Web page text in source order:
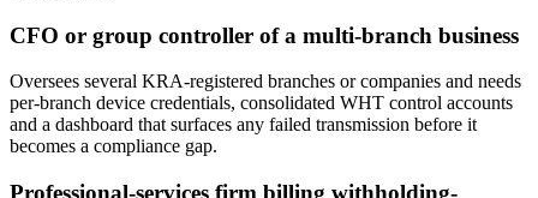
CFO or group controller of a multi-branch business
Oversees several KRA-registered branches or companies and needs
per-branch device credentials, consolidated WHT control accounts
and a dashboard that surfaces any failed transmission before it
becomes a compliance gap.
Professional-services firm billing withholding-